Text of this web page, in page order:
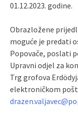
01.12.2023. godine.
Obrazložene
moguće je predati
Popovače, poslati
Upravni odjel za
Trg grofova
elektroničkom